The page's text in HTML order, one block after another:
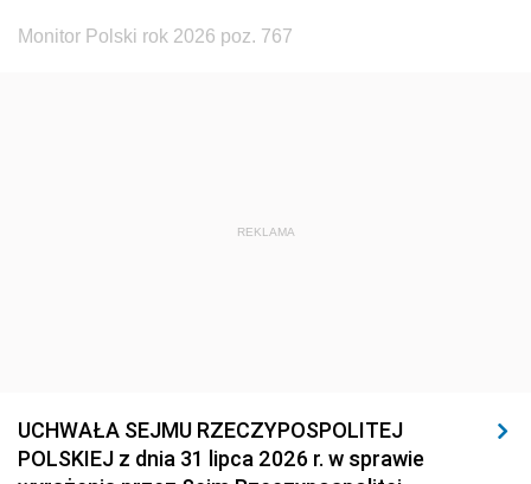
Monitor Polski rok 2026 poz. 767
REKLAMA
UCHWAŁA SEJMU RZECZYPOSPOLITEJ
POLSKIEJ z dnia 31 lipca 2026 r. w sprawie